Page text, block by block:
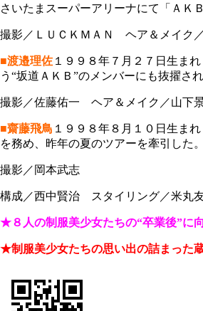
さいたまスーパーアリーナにて「ＡＫ
撮影／ＬＵＣＫＭＡＮ ヘア＆メイク
■渡邉理佐 １９９８年７月２７日生ま
う“坂道ＡＫＢ”のメンバーにも抜擢さ
撮影／佐藤佑一 ヘア＆メイク／山下景
■齋藤飛鳥 １９９８年８月１０日生ま
を務め、昨年の夏のツアーを牽引した
撮影／岡本武志
構成／西中賢治 スタイリング／米丸
★８人の制服美少女たちの“卒業後”に
★制服美少女たちの思い出の詰まった